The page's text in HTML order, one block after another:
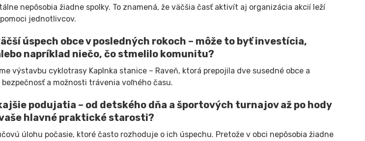
nepôsobia žiadne spolky. To znamená, že väčšia časť aktivít aj organizácia akcií leží
jednotlivcov.
úspech obce v posledných rokoch – môže to byť investícia,
napríklad niečo, čo stmelilo komunitu?
výstavbu cyklotrasy Kaplnka stanice – Raveň, ktorá prepojila dve susedné obce a
a možnosti trávenia voľného času.
podujatia – od detského dňa a športových turnajov až po hody
hlavné praktické starosti?
úlohu počasie, ktoré často rozhoduje o ich úspechu. Pretože v obci nepôsobia žiadne